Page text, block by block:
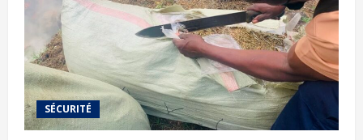
SÉCURITÉ